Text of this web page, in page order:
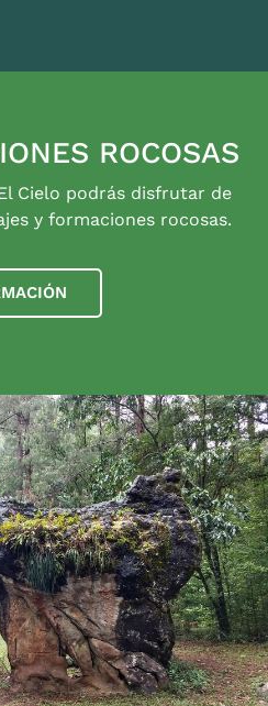
ROCOSAS
Cielo podrás disfrutar de
y formaciones rocosas.